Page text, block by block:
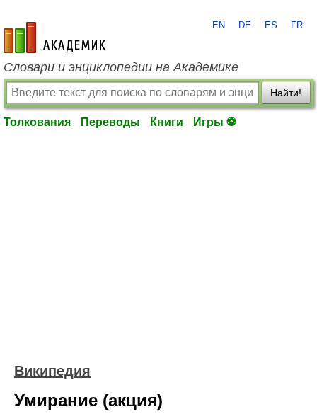
academic.ru
EN DE ES FR
Словари и энциклопедии на Академике
Найти!
Толкования Переводы Книги Игры ⚽
Википедия
Умирание (акция)